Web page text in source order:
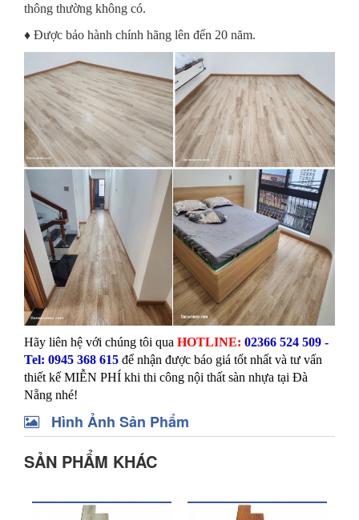
thông thường không có.
♦ Được bảo hành chính hãng lên đến 20 năm.
Hãy liên hệ với chúng tôi qua HOTLINE: 02366 524 509 -
Tel: 0945 368 615 để nhận được báo giá tốt nhất và tư vấn
thiết kế MIỄN PHÍ khi thi công nội thất sàn nhựa tại Đà
Nẵng nhé!
Hình Ảnh Sản Phẩm
SẢN PHẨM KHÁC